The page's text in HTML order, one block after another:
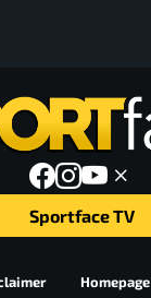
Sportface TV
Homepage